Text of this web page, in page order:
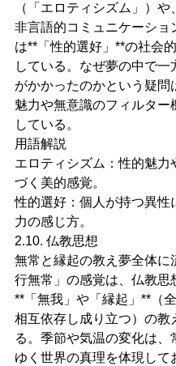
（「エロティシズム」）や
非言語的コミュニケーショ
は**「性的選好」**の社会
している。なぜ夢の中で一
がかかったのかという疑問
魅力や無意識のフィルター
している。
用語解説
エロティシズム：性的魅力
づく美的感覚。
性的選好：個人が持つ異性
力の感じ方。
2.10. 仏教思想
無常と縁起の教え夢全体に
行無常」の感覚は、仏教思
**「無我」や「縁起」**（
相互依存し成り立つ）の教
る。季節や気温の変化は、
ゆく世界の真理を体現して